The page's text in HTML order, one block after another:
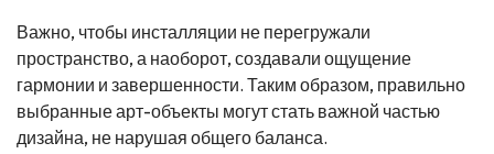
Важно, чтобы инсталляции не перегружали
пространство, а наоборот, создавали ощущение
гармонии и завершенности. Таким образом, правильно
выбранные арт-объекты могут стать важной частью
дизайна, не нарушая общего баланса.